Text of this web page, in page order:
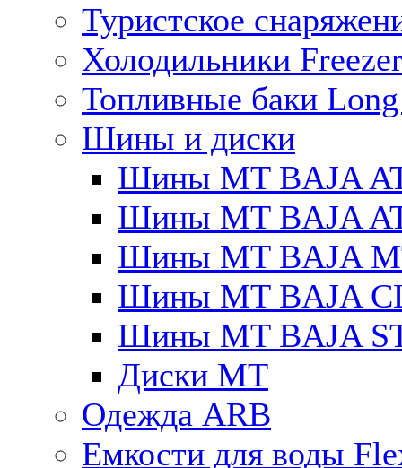
Туристское
Холодильники
Топливные баки
Шины и диски
Шины MT BAJA
Шины MT BAJA
Шины MT BAJA
Шины MT BAJA
Шины MT BAJA
Диски MT
Одежда ARB
Емкости для воды